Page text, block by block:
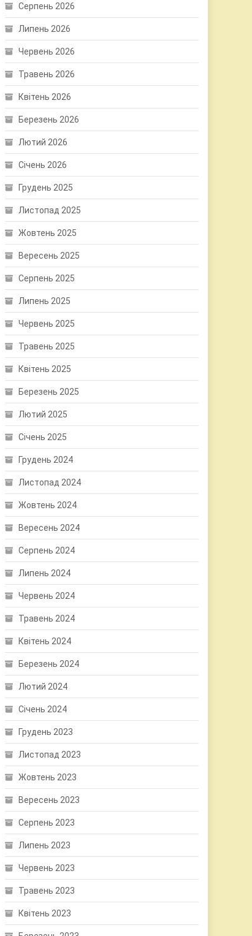
Серпень 2026
Липень 2026
Червень 2026
Травень 2026
Квітень 2026
Березень 2026
Лютий 2026
Січень 2026
Грудень 2025
Листопад 2025
Жовтень 2025
Вересень 2025
Серпень 2025
Липень 2025
Червень 2025
Травень 2025
Квітень 2025
Березень 2025
Лютий 2025
Січень 2025
Грудень 2024
Листопад 2024
Жовтень 2024
Вересень 2024
Серпень 2024
Липень 2024
Червень 2024
Травень 2024
Квітень 2024
Березень 2024
Лютий 2024
Січень 2024
Грудень 2023
Листопад 2023
Жовтень 2023
Вересень 2023
Серпень 2023
Липень 2023
Червень 2023
Травень 2023
Квітень 2023